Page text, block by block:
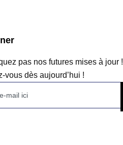
pas nos futures mises à jour !
vous dès aujourd’hui !